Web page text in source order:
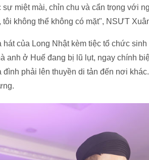
miệt mài, chỉn chu và cẩn trọng với
tôi không thể không có mặt", NSƯT
hát của Long Nhật kèm tiệc tổ chức
anh ở Huế đang bị lũ lụt, ngay chính
đình phải lên thuyền di tản đến nơi